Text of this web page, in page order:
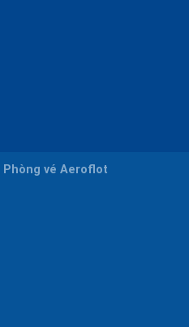
Phòng vé Aeroflot